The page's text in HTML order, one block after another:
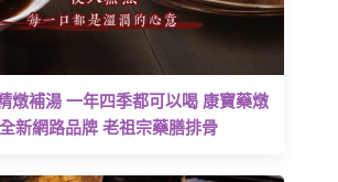
燉補湯 一年四季都可以喝 康寶藥燉
新網路品牌 老祖宗藥膳排骨